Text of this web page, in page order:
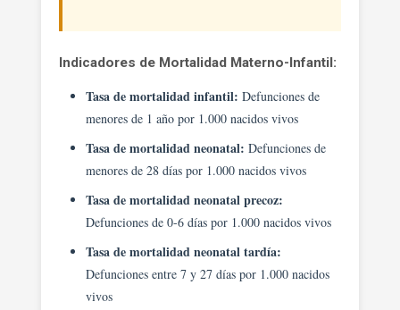
Indicadores de Mortalidad Materno-Infantil:
Tasa de mortalidad infantil: Defunciones de
menores de 1 año por 1.000 nacidos vivos
Tasa de mortalidad neonatal: Defunciones de
menores de 28 días por 1.000 nacidos vivos
Tasa de mortalidad neonatal precoz:
Defunciones de 0-6 días por 1.000 nacidos vivos
Tasa de mortalidad neonatal tardía:
Defunciones entre 7 y 27 días por 1.000 nacidos
vivos